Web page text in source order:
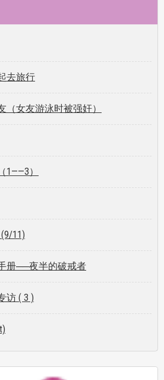
去旅行
（女友游泳时被强奸）
1——3）
11)
册──夜半的破戒者
访 ( 3 )